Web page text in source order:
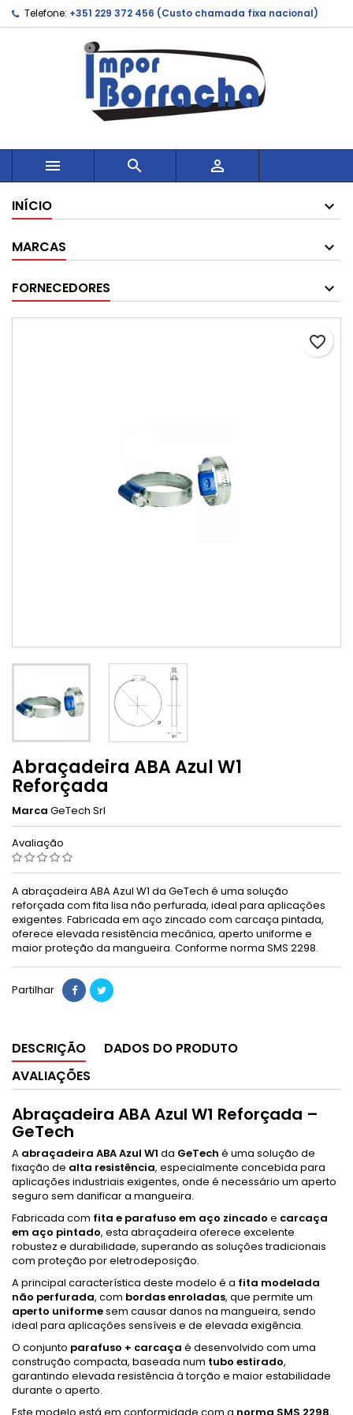
Telefone: +351 229 372 456 (Custo chamada fixa nacional)
  
INÍCIO
MARCAS
FORNECEDORES
favorite_border
Abraçadeira ABA Azul W1
Reforçada
Marca GeTech Srl
Avaliação
A abraçadeira ABA Azul W1 da GeTech é uma solução
reforçada com fita lisa não perfurada, ideal para aplicações
exigentes. Fabricada em aço zincado com carcaça pintada,
oferece elevada resistência mecânica, aperto uniforme e
maior proteção da mangueira. Conforme norma SMS 2298.
Partilhar
DESCRIÇÃO
DADOS DO PRODUTO
AVALIAÇÕES
Abraçadeira ABA Azul W1 Reforçada –
GeTech
A abraçadeira ABA Azul W1 da GeTech é uma solução de
fixação de alta resistência, especialmente concebida para
aplicações industriais exigentes, onde é necessário um aperto
seguro sem danificar a mangueira.
Fabricada com fita e parafuso em aço zincado e carcaça
em aço pintado, esta abraçadeira oferece excelente
robustez e durabilidade, superando as soluções tradicionais
com proteção por eletrodeposição.
A principal característica deste modelo é a fita modelada
não perfurada, com bordas enroladas, que permite um
aperto uniformesem causar danos na mangueira, sendo
ideal para aplicações sensíveis e de elevada exigência.
O conjunto parafuso + carcaça é desenvolvido com uma
construção compacta, baseada num tubo estirado,
garantindo elevada resistência à torção e maior estabilidade
durante o aperto.